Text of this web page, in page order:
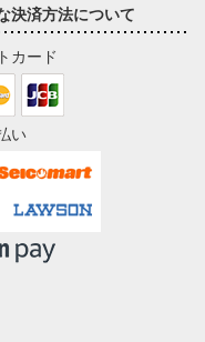
決済方法について
カード
い